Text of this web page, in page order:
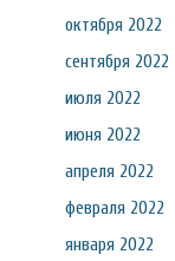
октября 2022
сентября 2022
июля 2022
июня 2022
апреля 2022
февраля 2022
января 2022